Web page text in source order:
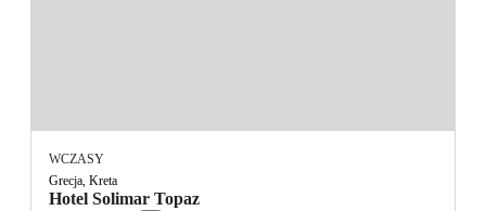
WCZASY
Grecja, Kreta
Hotel Solimar Topaz